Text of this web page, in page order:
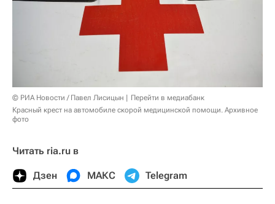
© РИА Новости / Павел Лисицын
Перейти в медиабанк
Красный крест на автомобиле скорой медицинской помощи. Архивное
фото
Читать ria.ru в
Дзен МАКС Telegram